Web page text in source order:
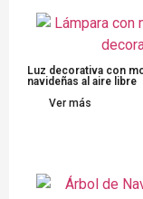
Luz decorativa con
navideñas al aire libre
Ver más